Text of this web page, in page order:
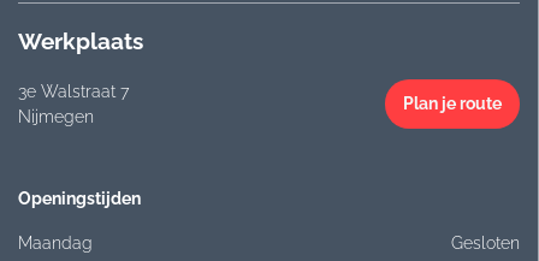
Werkplaats
3e Walstraat 7
Nijmegen
Plan je route
Openingstijden
Maandag
Gesloten